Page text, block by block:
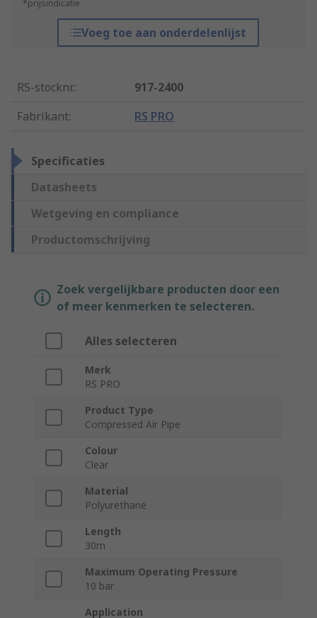
*prijsindicatie
Voeg toe aan onderdelenlijst
RS-stocknr.:
917-2400
Fabrikant: RS PRO
Specificaties
Datasheets
Wetgeving en compliance
Productomschrijving
Zoek vergelijkbare producten door een
of meer kenmerken te selecteren.
Alles selecteren
Merk
RS PRO
Product Type
Compressed Air Pipe
Colour
Clear
Material
Polyurethane
Length
30m
Maximum Operating Pressure
10 bar
Application